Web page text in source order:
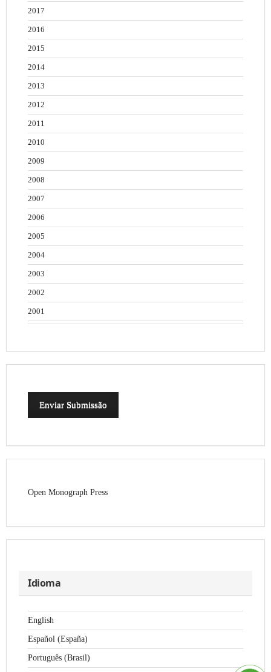
2017
2016
2015
2014
2013
2012
2011
2010
2009
2008
2007
2006
2005
2004
2003
2002
2001
Enviar Submissão
Open Monograph Press
Idioma
English
Español (España)
Português (Brasil)